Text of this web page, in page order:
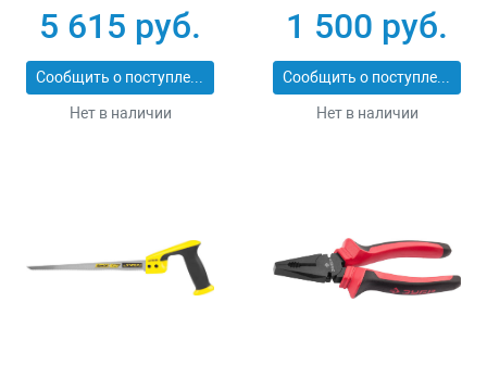
5 615 руб.
Сообщить о поступлении
Нет в наличии
шестигранный
хвостовик 8 мм
Bosch Power Change
2608584814
1 500 руб.
Сообщить о поступлении
Нет в наличии